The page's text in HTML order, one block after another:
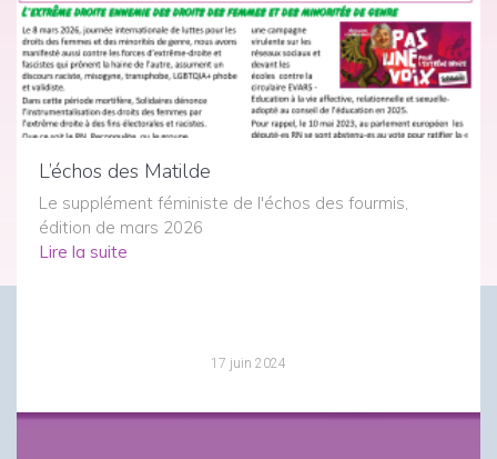
L’échos des Matilde
Le supplément féministe de l'échos des fourmis,
édition de mars 2026
Lire la suite
17 juin 2024